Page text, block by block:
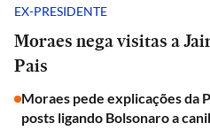
EX-PRESIDENTE
Moraes nega visitas a
Pais
Moraes pede explicações da
posts ligando Bolsonaro a